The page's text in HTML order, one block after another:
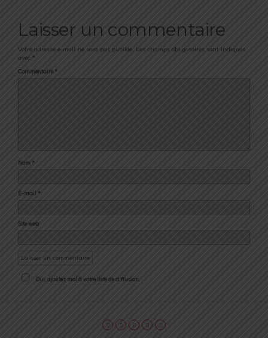
Laisser un commentaire
Votre adresse e-mail ne sera pas publiée. Les champs obligatoires sont indiqués
avec *
Commentaire *
Nom *
E-mail *
Site web
Oui, ajoutez moi à votre liste de diffusion.